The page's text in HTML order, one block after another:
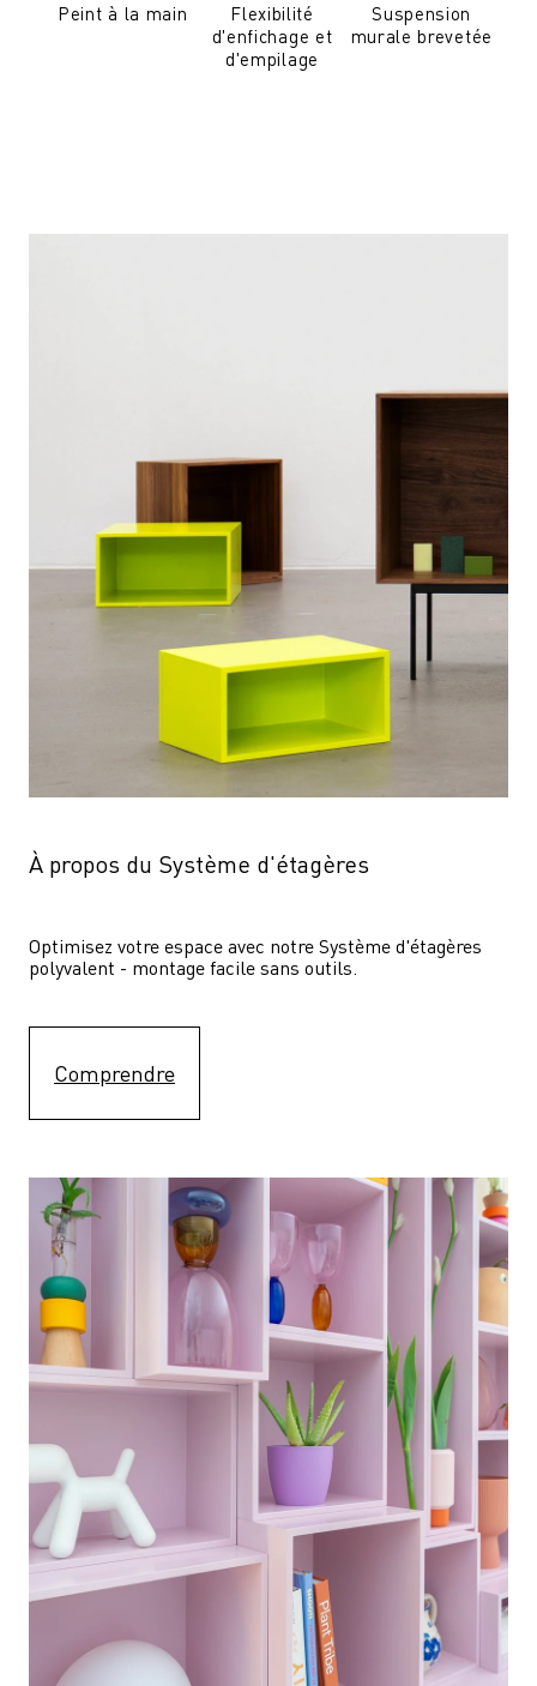
Peint à la main
Flexibilité
d'enfichage et
d'empilage
Suspension
murale brevetée
À propos du Système d'étagères
Optimisez votre espace avec notre Système d'étagères
polyvalent - montage facile sans outils.
Comprendre